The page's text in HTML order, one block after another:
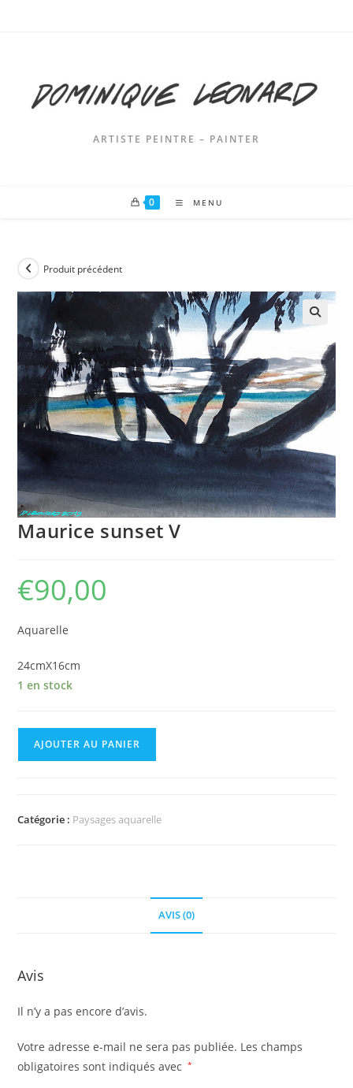
ARTISTE PEINTRE – PAINTER
0 MENU
Produit précédent
Maurice sunset V
€90,00
Aquarelle
24cmX16cm
1 en stock
V
AJOUTER AU PANIER
Catégorie : Paysages aquarelle
AVIS (0)
Avis
Il n’y a pas encore d’avis.
Votre adresse e-mail ne sera pas publiée. Les champs
obligatoires sont indiqués avec
*